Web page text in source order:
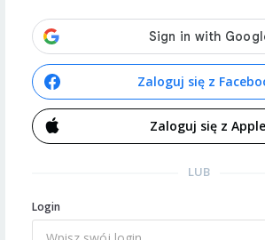
Zaloguj się z
Zaloguj się z Apple
LUB
Login